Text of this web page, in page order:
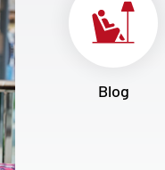
Blog